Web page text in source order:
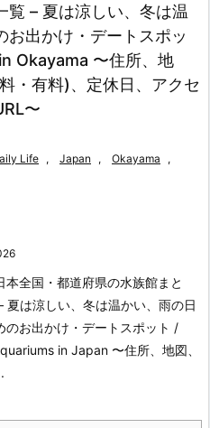
覧 – 夏は涼しい、冬は温
お出かけ・デートスポッ
Okayama 〜住所、地
・有料)、定休日、アクセ
〜
Life , Japan , Okayama ,
本全国・都道府県の水族館まと
夏は涼しい、冬は温かい、雨の日
のお出かけ・デートスポット /
in Japan 〜住所、地図、